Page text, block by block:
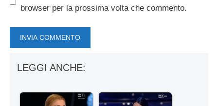
browser per la prossima volta che commento.
LEGGI ANCHE: